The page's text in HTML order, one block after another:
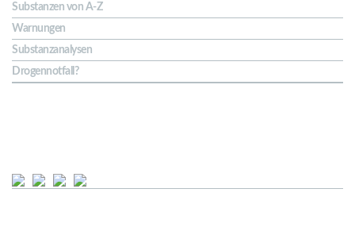
Substanzen von A-Z
Warnungen
Substanzanalysen
Drogennotfall?